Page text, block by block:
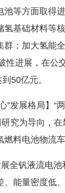
池等方面取得
氢基础材料等
群；加大氢能
性进展，在公
50亿元。
展格局】“
究为导向，
料电池物流
钒液流电池
、能量密度低